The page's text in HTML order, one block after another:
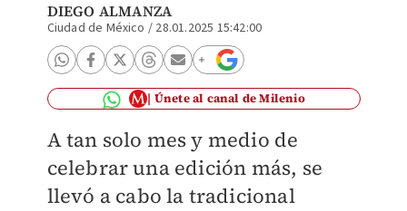
DIEGO ALMANZA
Ciudad de México / 28.01.2025 15:42:00
Únete al canal de Milenio
A tan solo mes y medio de
celebrar una edición más, se
llevó a cabo la tradicional